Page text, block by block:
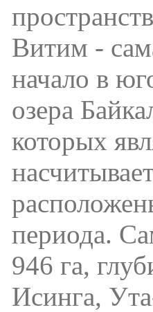
Витим -
начало в
озера
которых
периода.
946 га,
Исинга,